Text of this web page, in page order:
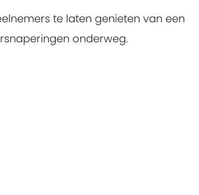
te laten genieten van een
onderweg.